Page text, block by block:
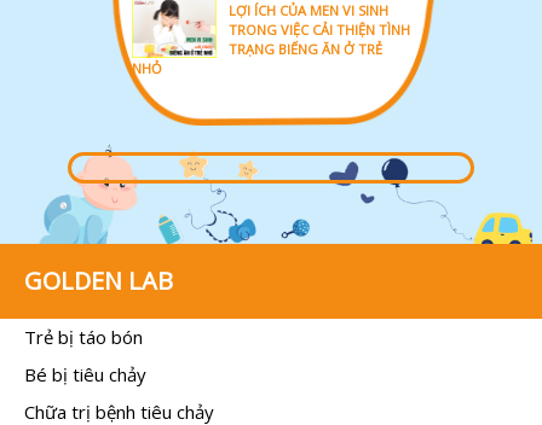
LỢI ÍCH CỦA MEN VI SINH
TRONG VIỆC CẢI THIỆN TÌNH
TRẠNG BIẾNG ĂN Ở TRẺ
NHỎ
GOLDEN LAB
Trẻ bị táo bón
Bé bị tiêu chảy
Chữa trị bệnh tiêu chảy